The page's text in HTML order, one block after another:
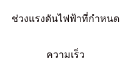
ช่วงแรงดันไฟฟ้าที่กำหนด
ความเร็ว